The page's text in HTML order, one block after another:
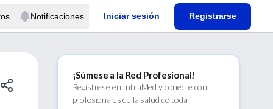
Notificaciones Iniciar sesión Registrarse
¡Súmese a la Red Profesional!
Regístrese en IntraMed y conecte con
profesionales de la salud de toda